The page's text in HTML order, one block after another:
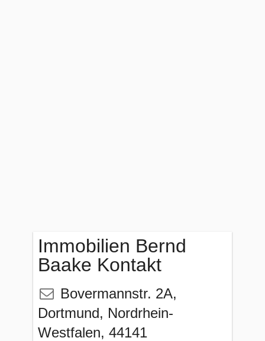
Immobilien Bernd
Baake Kontakt
Bovermannstr. 2A,
Dortmund, Nordrhein-
Westfalen, 44141